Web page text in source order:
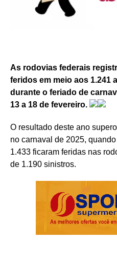
As rodovias federais
feridos em meio aos 1.241
durante o feriado de
13 a 18 de fevereiro.
O resultado deste ano
no carnaval de 2025,
1.433 ficaram feridas nas
de 1.190 sinistros.